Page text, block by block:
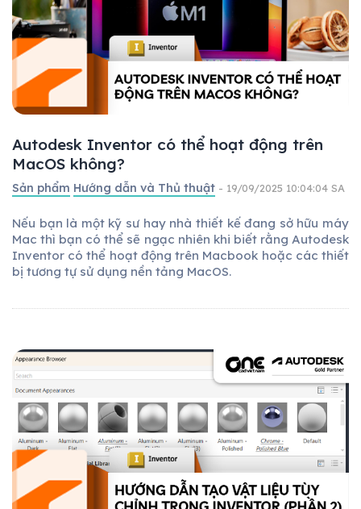
Autodesk Inventor có thể hoạt động trên
MacOS không?
Sản phẩm Hướng dẫn và Thủ thuật - 19/09/2025 10:04:04 SA
Nếu bạn là một kỹ sư hay nhà thiết kế đang sở hữu máy
Mac thì bạn có thể sẽ ngạc nhiên khi biết rằng Autodesk
Inventor có thể hoạt động trên Macbook hoặc các thiết
bị tương tự sử dụng nền tảng MacOS.